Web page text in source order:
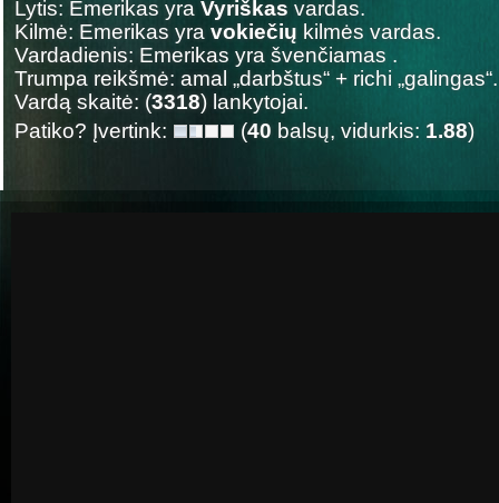
Lytis: Emerikas yra Vyriškas vardas.
Kilmė: Emerikas yra vokiečių kilmės vardas.
Vardadienis: Emerikas yra švenčiamas .
Trumpa reikšmė: amal „darbštus“ + richi „galingas“.
Vardą skaitė: (3318) lankytojai.
Patiko? Įvertink:
(40 balsų, vidurkis: 1.88)